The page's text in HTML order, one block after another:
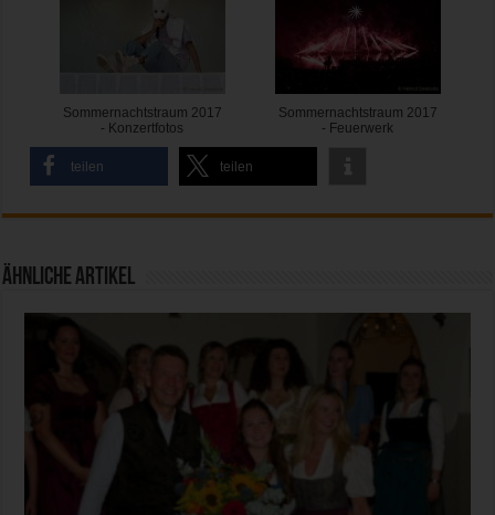
Sommernachtstraum 2017
- Konzertfotos
Sommernachtstraum 2017
- Feuerwerk
teilen teilen
Ähnliche Artikel